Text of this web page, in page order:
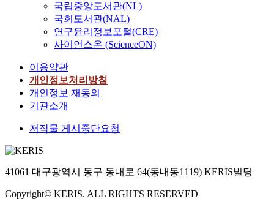
국립중앙도서관(NL)
국회도서관(NAL)
연구윤리정보포털(CRE)
사이언스온 (ScienceON)
이용약관
개인정보처리방침
개인정보 재동의
기관소개
저작물 게시중단요청
41061 대구광역시 동구 동내로 64(동내동1119) KERIS빌딩
Copyright© KERIS. ALL RIGHTS RESERVED